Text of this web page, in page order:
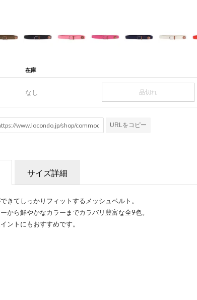
在庫
なし 品切れ
URLをコピー
サイズ詳細
きてしっかりフィットするメッシュベルト。
から鮮やかなカラーまでカラバリ豊富な全9色。
ントにもおすすめです。